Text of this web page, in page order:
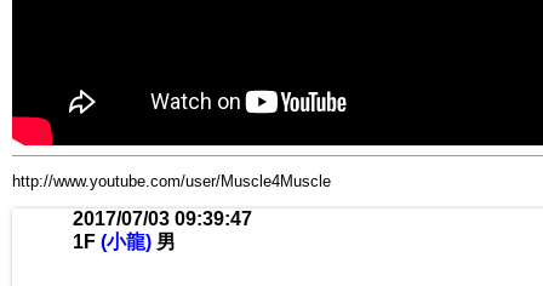
http://www.youtube.com/user/Muscle4Muscle
2017/07/03 09:39:47
1F (小龍) 男